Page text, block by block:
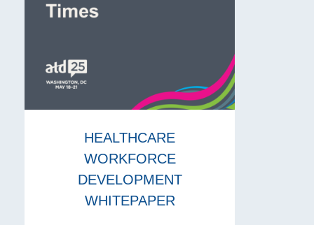
HEALTHCARE
WORKFORCE
DEVELOPMENT
WHITEPAPER